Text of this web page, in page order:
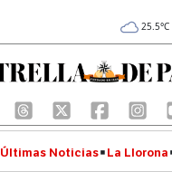
25.5°C
Últimas Noticias La Llorona